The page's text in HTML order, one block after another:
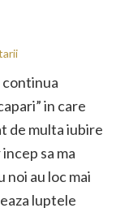
continua
in care
de multa iubire
sa ma
noi au loc mai
luptele